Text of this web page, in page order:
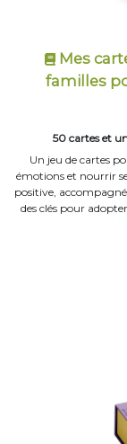
Mes
familles
50 cartes et
Un jeu de cartes
émotions et nourrir
positive,
des clés pour